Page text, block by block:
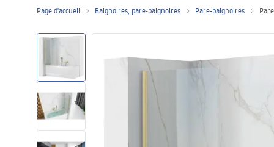
Portes de douche
Receveurs de douche
Caniveaux de douche
Page d'accueil Baignoires, pare-baignoires Pare-baignoires